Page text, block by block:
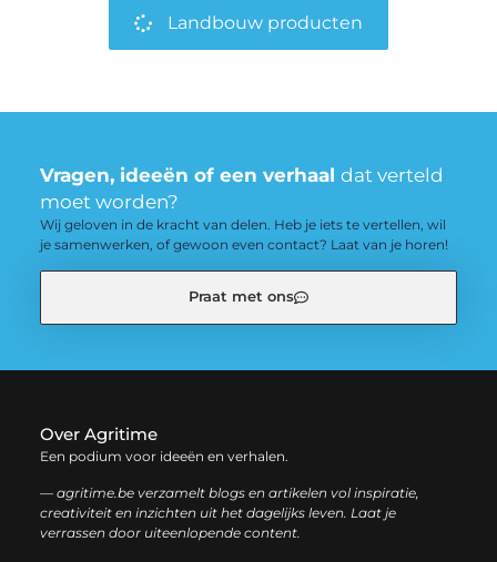
Landbouw producten
Vragen, ideeën of een verhaal dat verteld
moet worden?
Wij geloven in de kracht van delen. Heb je iets te vertellen, wil
je samenwerken, of gewoon even contact? Laat van je horen!
Praat met ons
Over Agritime
Een podium voor ideeën en verhalen.
— agritime.be verzamelt blogs en artikelen vol inspiratie,
creativiteit en inzichten uit het dagelijks leven. Laat je
verrassen door uiteenlopende content.